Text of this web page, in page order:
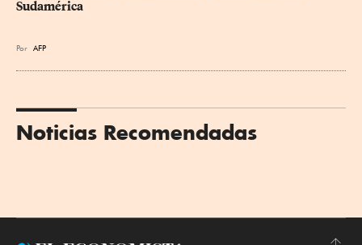
Sudamérica
Por AFP
Noticias Recomendadas